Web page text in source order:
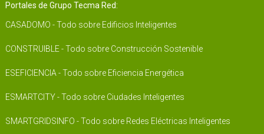
Portales de Grupo Tecma Red:
CASADOMO - Todo sobre Edificios Inteligentes
CONSTRUIBLE - Todo sobre Construcción Sostenible
ESEFICIENCIA - Todo sobre Eficiencia Energética
ESMARTCITY - Todo sobre Ciudades Inteligentes
SMARTGRIDSINFO - Todo sobre Redes Eléctricas Inteligentes